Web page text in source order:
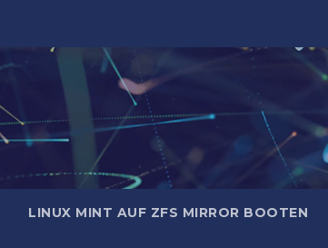
LINUX MINT AUF ZFS MIRROR BOOTEN